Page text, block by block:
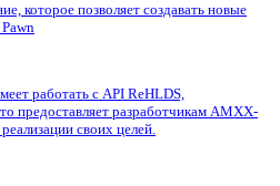
которое позволяет создавать новые
работать с API ReHLDS,
предоставляет разработчикам AMXX-
своих целей.